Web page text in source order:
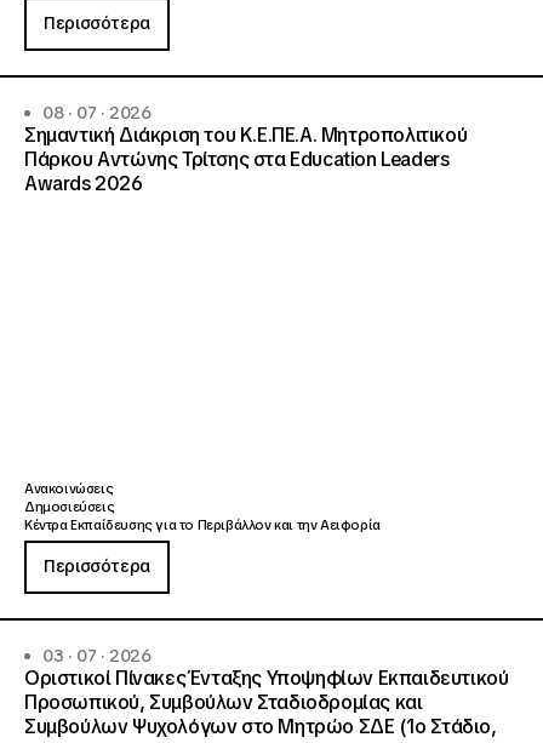
Περισσότερα
08 · 07 · 2026
Σημαντική Διάκριση του Κ.Ε.ΠΕ.Α. Μητροπολιτικού
Πάρκου Αντώνης Τρίτσης στα Education Leaders
Awards 2026
Ανακοινώσεις
Δημοσιεύσεις
Κέντρα Εκπαίδευσης για το Περιβάλλον και την Αειφορία
Περισσότερα
03 · 07 · 2026
Οριστικοί Πίνακες Ένταξης Υποψηφίων Εκπαιδευτικού
Προσωπικού, Συμβούλων Σταδιοδρομίας και
Συμβούλων Ψυχολόγων στο Μητρώο ΣΔΕ (1ο Στάδιο,